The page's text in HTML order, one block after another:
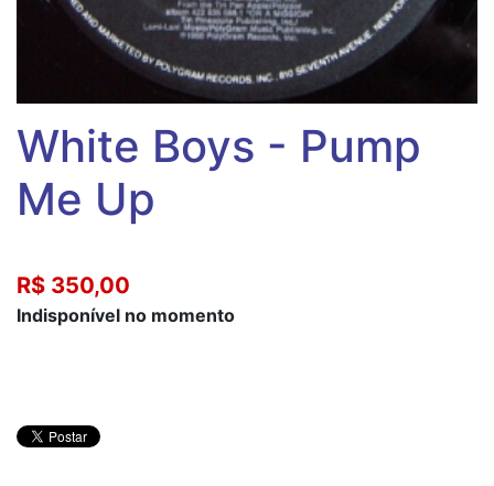
White Boys - Pump
Me Up
R$ 350,00
Indisponível no momento